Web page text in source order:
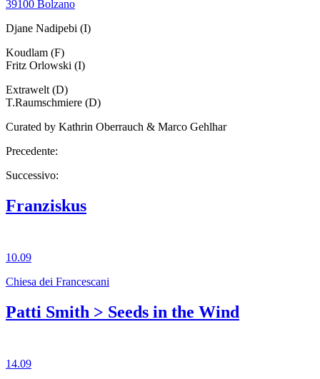
39100 Bolzano
Djane Nadipebi (I)
Koudlam (F)
Fritz Orlowski (I)
Extrawelt (D)
T.Raumschmiere (D)
Curated by Kathrin Oberrauch & Marco Gehlhar
Precedente:
Successivo:
Franziskus
10.09
Chiesa dei Francescani
Patti Smith > Seeds in the Wind
14.09